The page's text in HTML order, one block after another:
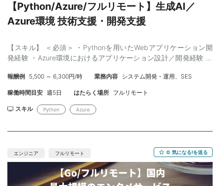
【Python/Azure/フルリモート】生成AI／
Azure環境 技術支援・開発支援
【スキル】 ＜必須＞ ・Pythonを用いたWebアプリケーション開
発経験 ・Azure環境におけるアプリケーション設計／開発経験 ・
尚可＞ ・Bicep または IaC（Terraform等）を用いた環境構築経験
・Streamlitを用いたWebアプリケーション開発経験 ・AIコーディ
報酬例 5,500 ～ 6,300円/時 業務内容 システム開発・運用、SES
稼働時間目安 週5日 はたらく場所 フルリモート
スキル Python Azure
エンジニア フルリモート 0 気になる!を送る